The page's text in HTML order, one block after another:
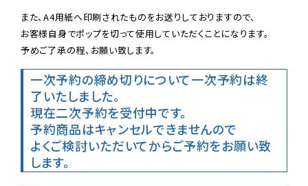
また、A4用紙へ印刷されたものをお送りしておりますので、
お客様自身でポップを切って使用していただくことになります。
予めご了承の程、お願い致します。
一次予約の締め切りについて一次予約は終
了いたしました。
現在二次予約を受付中です。
予約商品はキャンセルできませんので
よくご検討いただいてからご予約をお願い致
します。